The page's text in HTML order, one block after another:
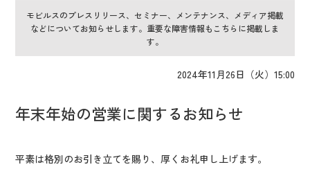
導入事例
ユースケース
お知らせ
お役立ち資料
採用情報
モビルスのプレスリリース、セミナー、メンテナンス、メディア掲載
などについてお知らせします。重要な障害情報もこちらに掲載しま
す。
2024年11月26日（火）15:00
年末年始の営業に関するお知らせ
平素は格別のお引き立てを賜り、厚くお礼申し上げます。